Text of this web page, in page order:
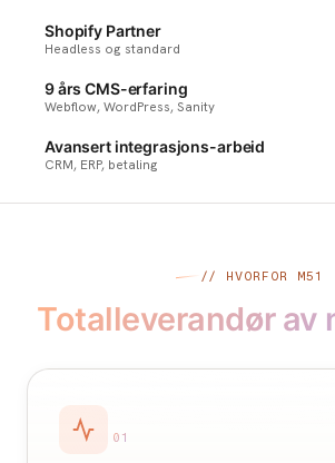
Shopify Partner
Headless og standard
9 års CMS-erfaring
Webflow, WordPress, Sanity
Avansert integrasjons-arbeid
CRM, ERP, betaling
// HVORFOR M51
Totalleverandør av
01